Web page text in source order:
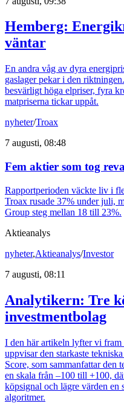
Hemberg:
väntar
En andra våg av dyra
gaslager pekar i den
besvärligt höga elpriser, fyra
matpriserna tickar uppåt.
nyheter/Troax
7 augusti, 08:48
Fem aktier som tog
Rapportperioden väckte liv i
Troax rusade 37% under juli,
Group steg mellan 18 till 23%.
Aktieanalys
nyheter,Aktieanalys/Investor
7 augusti, 08:11
Analytikern: Tre
investmentbolag
I den här artikeln lyfter vi fram
uppvisar den starkaste
Score, som sammanfattar den
en skala från –100 till +100,
köpsignal och lägre värden en
algoritmer.